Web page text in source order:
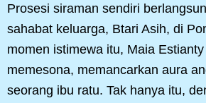
Prosesi siraman sendiri
sahabat keluarga, Btari Asih, di
momen istimewa itu, Maia Estianty
memesona, memancarkan aura
seorang ibu ratu. Tak hanya itu,